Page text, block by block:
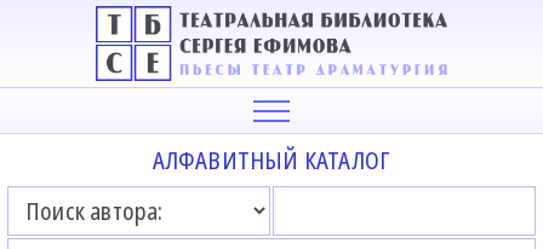
АЛФАВИТНЫЙ КАТАЛОГ